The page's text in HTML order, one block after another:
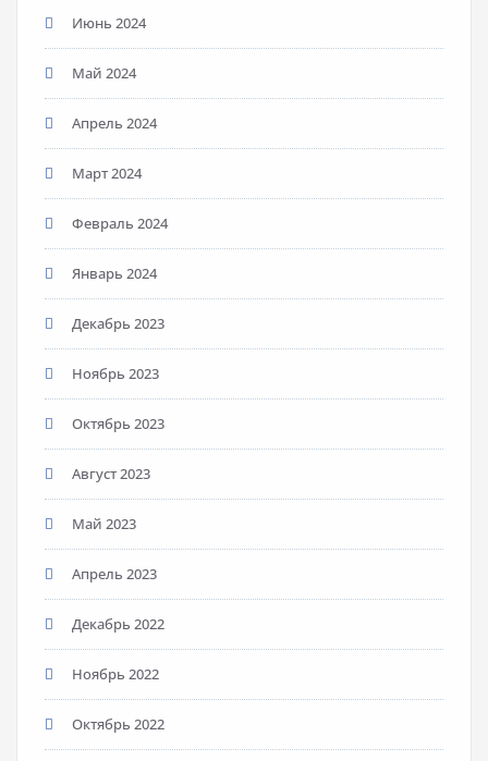
Июнь 2024
Май 2024
Апрель 2024
Март 2024
Февраль 2024
Январь 2024
Декабрь 2023
Ноябрь 2023
Октябрь 2023
Август 2023
Май 2023
Апрель 2023
Декабрь 2022
Ноябрь 2022
Октябрь 2022